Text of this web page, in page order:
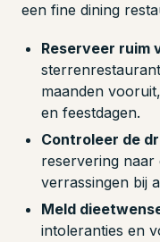
een fine dining
Reserveer ruim
maanden
en feestdagen.
Controleer de
reservering naar
verrassingen bij
Meld
intoleranties en